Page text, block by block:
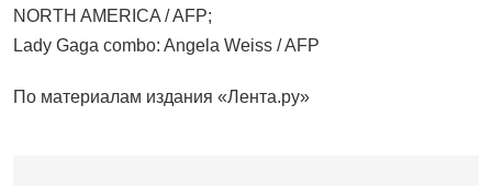
NORTH AMERICA / AFP;
Lady Gaga combo: Angela Weiss / AFP
По материалам издания «Лента.ру»